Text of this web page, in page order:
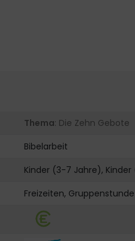
Thema: Die Zehn Gebote
Bibelarbeit
Kinder (3-7 Jahre), Kinder
Freizeiten, Gruppenstunde